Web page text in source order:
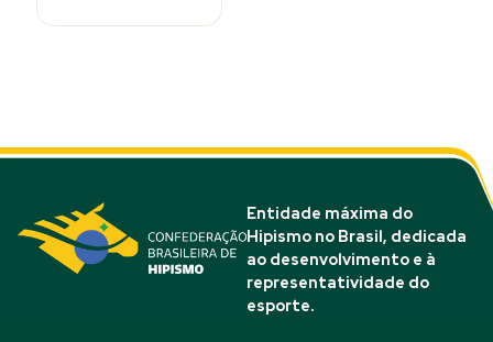
Entidade máxima do
Hipismo no Brasil, dedicada
ao desenvolvimento e à
representatividade do
esporte.